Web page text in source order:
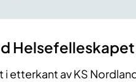
etterkant av KS